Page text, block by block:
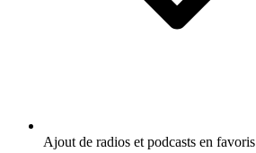
Ajout de radios et podcasts en favoris